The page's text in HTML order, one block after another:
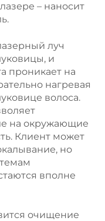
– наносит
луч
и
проникает на
нагревая
волоса.
на окружающие
Клиент может
но
вполне
очищение